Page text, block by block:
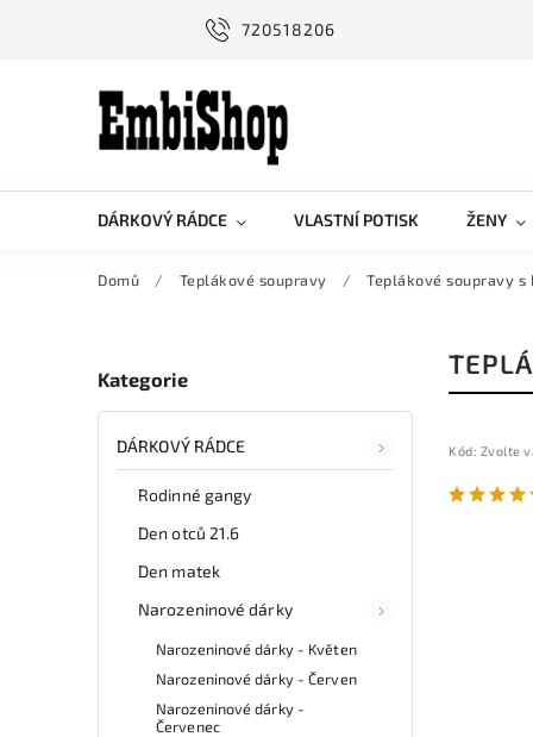
720518206
DÁRKOVÝ RÁDCE VLASTNÍ POTISK ŽENY
Domů / Teplákové soupravy / Teplákové soupravy
Kategorie
DÁRKOVÝ RÁDCE
Rodinné gangy
Den otců 21.6
Den matek
Narozeninové dárky
Narozeninové dárky - Květen
Narozeninové dárky - Červen
Narozeninové dárky -
Červenec
Kód: Zvolte